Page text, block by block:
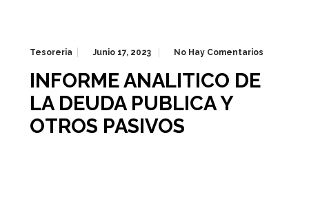
Tesoreria Junio 17, 2023 No Hay Comentarios
INFORME ANALITICO DE
LA DEUDA PUBLICA Y
OTROS PASIVOS